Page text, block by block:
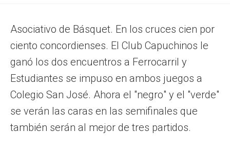
Asociativo de Básquet. En los cruces cien por
ciento concordienses. El Club Capuchinos le
ganó los dos encuentros a Ferrocarril y
Estudiantes se impuso en ambos juegos a
Colegio San José. Ahora el "negro" y el "verde"
se verán las caras en las semifinales que
también serán al mejor de tres partidos.